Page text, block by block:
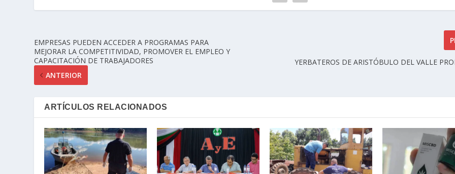
EMPRESAS PUEDEN ACCEDER A PROGRAMAS PARA
MEJORAR LA COMPETITIVIDAD, PROMOVER EL EMPLEO Y
CAPACITACIÓN DE TRABAJADORES
ANTERIOR
YERBATEROS DE ARISTÓBULO DEL VALLE
ARTÍCULOS RELACIONADOS